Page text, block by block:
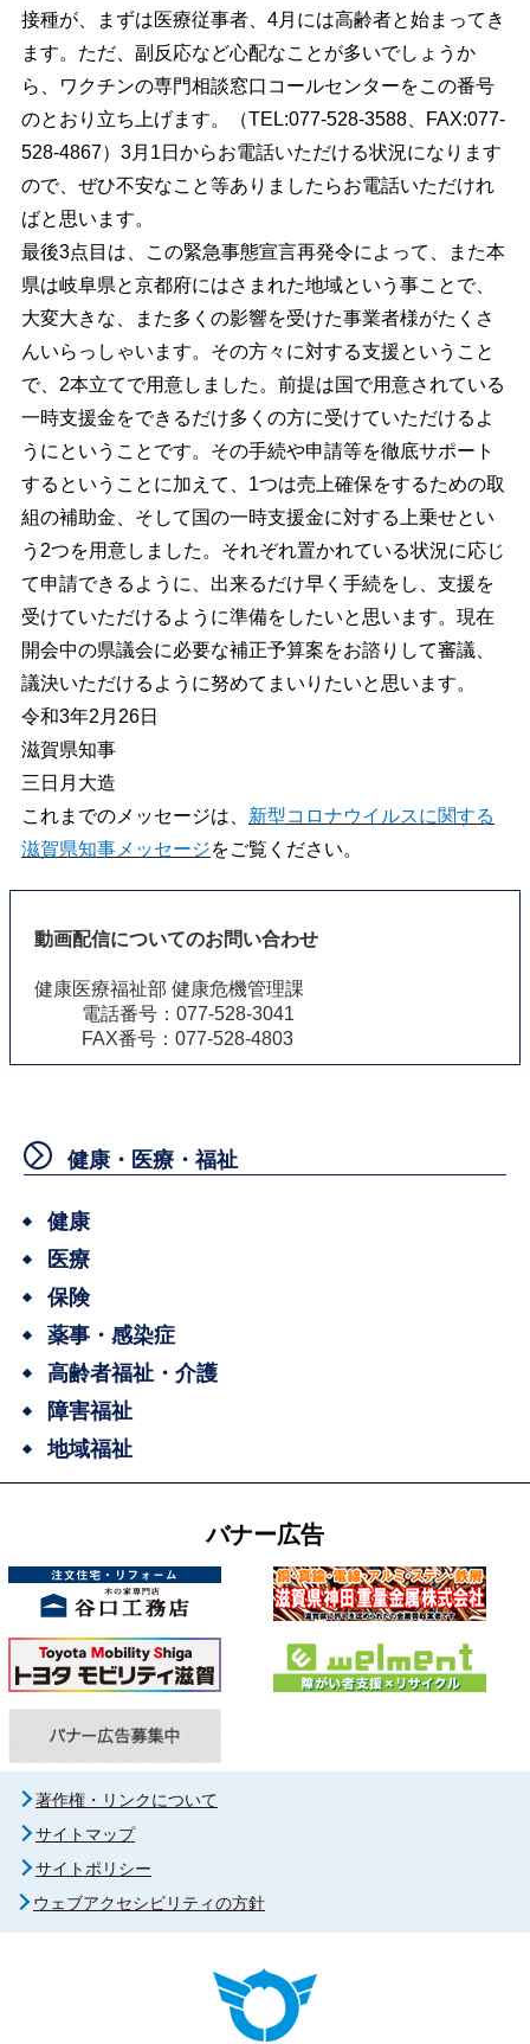
接種が、まずは医療従事者、4月には高齢者と始まってき
ます。ただ、副反応など心配なことが多いでしょうか
ら、ワクチンの専門相談窓口コールセンターをこの番号
のとおり立ち上げます。（TEL:077-528-3588、FAX:077-
528-4867）3月1日からお電話いただける状況になります
ので、ぜひ不安なこと等ありましたらお電話いただけれ
ばと思います。
最後3点目は、この緊急事態宣言再発令によって、また本
県は岐阜県と京都府にはさまれた地域という事ことで、
大変大きな、また多くの影響を受けた事業者様がたくさ
んいらっしゃいます。その方々に対する支援ということ
で、2本立てで用意しました。前提は国で用意されている
一時支援金をできるだけ多くの方に受けていただけるよ
うにということです。その手続や申請等を徹底サポート
するということに加えて、1つは売上確保をするための取
組の補助金、そして国の一時支援金に対する上乗せとい
う2つを用意しました。それぞれ置かれている状況に応じ
て申請できるように、出来るだけ早く手続をし、支援を
受けていただけるように準備をしたいと思います。現在
開会中の県議会に必要な補正予算案をお諮りして審議、
議決いただけるように努めてまいりたいと思います。
令和3年2月26日
滋賀県知事
三日月大造
これまでのメッセージは、 新型コロナウイルスに関する
滋賀県知事メッセージをご覧ください。
動画配信についてのお問い合わせ
健康医療福祉部 健康危機管理課
電話番号：077-528-3041
FAX番号：077-528-4803
健康・医療・福祉
健康
医療
保険
薬事・感染症
高齢者福祉・介護
障害福祉
地域福祉
バナー広告
著作権・リンクについて
サイトマップ
サイトポリシー
ウェブアクセシビリティの方針